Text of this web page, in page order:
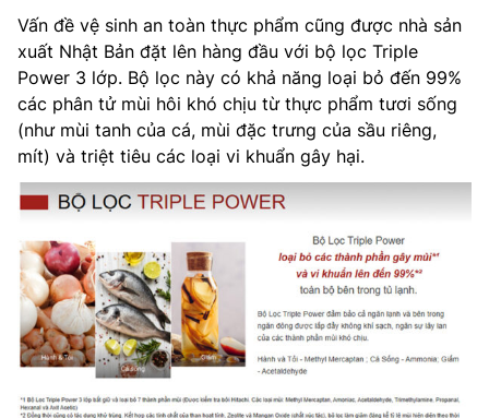
Vấn đề vệ sinh an toàn thực phẩm cũng được nhà sản
xuất Nhật Bản đặt lên hàng đầu với bộ lọc Triple
Power 3 lớp. Bộ lọc này có khả năng loại bỏ đến 99%
các phân tử mùi hôi khó chịu từ thực phẩm tươi sống
(như mùi tanh của cá, mùi đặc trưng của sầu riêng,
mít) và triệt tiêu các loại vi khuẩn gây hại.